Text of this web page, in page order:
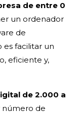
de entre 0
un ordenador
de
es facilitar un
eficiente y,
de 2.000 a
número de